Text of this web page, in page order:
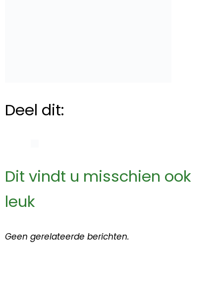
Deel dit:
Dit vindt u misschien ook
leuk
Geen gerelateerde berichten.